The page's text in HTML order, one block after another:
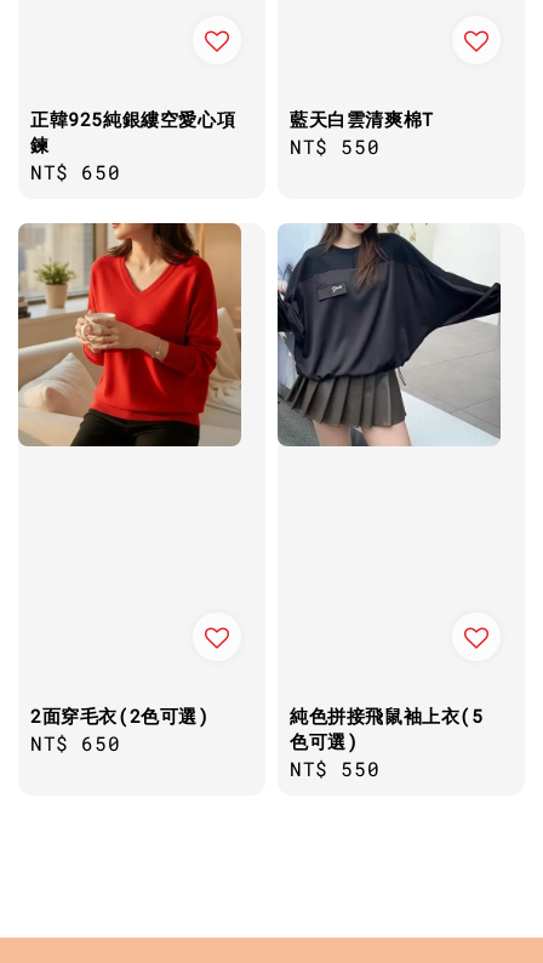
正韓925純銀縷空愛心項
鍊
Regular
NT$ 650
藍天白雲清爽棉T
Regular
NT$ 550
2面穿毛衣(2色可選)
Regular
NT$ 650
純色拼接飛鼠袖上衣(5
色可選)
Regular
NT$ 550